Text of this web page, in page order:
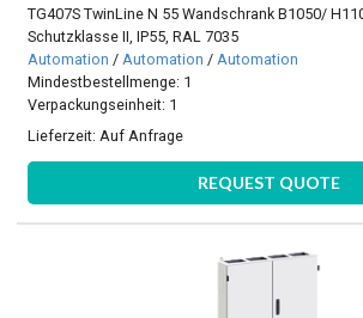
TG407S TwinLine N 55 Wandschrank B1050/
Schutzklasse II, IP55, RAL 7035
Automation /Automation /Automation
Mindestbestellmenge: 1
Verpackungseinheit: 1
Lieferzeit: Auf Anfrage
REQUEST QUOTE